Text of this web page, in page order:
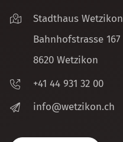
Stadthaus Wetzikon
Bahnhofstrasse 167
8620 Wetzikon
+41 44 931 32 00
nf
w tz k n ch